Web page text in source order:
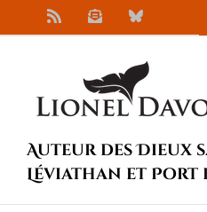
au
NewsletterBluesky
Auteur des Dieux
Léviathan et Port